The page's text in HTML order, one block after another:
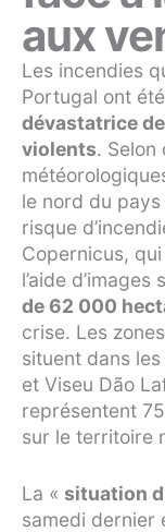
aux
Les incendies
Portugal ont
dévastatrice
violents. Selon
le nord du
risque
Copernicus,
l’aide
de 62 000
crise. Les
situent dans les
et Viseu Dão
représentent
sur le territoire
La « situation
samedi dernier